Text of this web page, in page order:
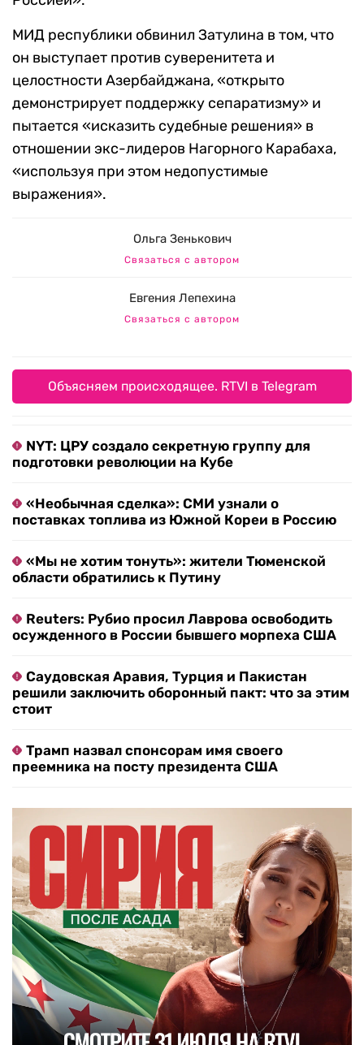
МИД республики обвинил Затулина в том, что
он выступает против суверенитета и
целостности Азербайджана, «открыто
демонстрирует поддержку сепаратизму» и
пытается «исказить судебные решения» в
отношении экс-лидеров Нагорного Карабаха,
«используя при этом недопустимые
выражения».
Ольга Зенькович
Связаться с автором
Евгения Лепехина
Связаться с автором
Объясняем происходящее. RTVI в Telegram
NYT: ЦРУ создало секретную группу для
подготовки революции на Кубе
«Необычная сделка»: СМИ узнали о
поставках топлива из Южной Кореи в Россию
«Мы не хотим тонуть»: жители Тюменской
области обратились к Путину
Reuters: Рубио просил Лаврова освободить
осужденного в России бывшего морпеха США
Саудовская Аравия, Турция и Пакистан
решили заключить оборонный пакт: что за этим
стоит
Трамп назвал спонсорам имя своего
преемника на посту президента США